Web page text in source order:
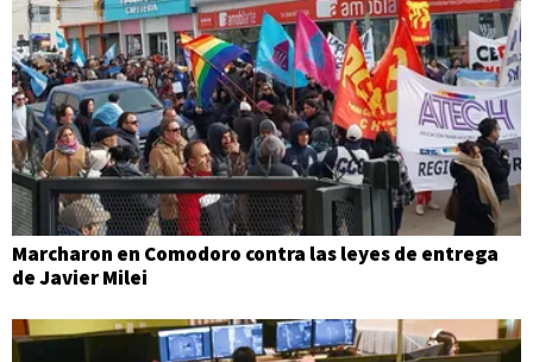
Marcharon en Comodoro contra las leyes de entrega
de Javier Milei